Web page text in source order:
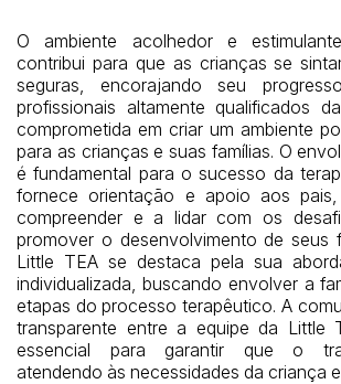
O ambiente acolhedor e
contribui para que as crianças se
seguras, encorajando seu
profissionais altamente qualificados
comprometida em criar um ambiente
para as crianças e suas famílias. O
é fundamental para o sucesso da
fornece orientação e apoio aos
compreender e a lidar com os
promover o desenvolvimento de seus
Little TEA se destaca pela sua
individualizada, buscando envolver a
etapas do processo terapêutico. A
transparente entre a equipe da Little
essencial para garantir que o
atendendo às necessidades da criança